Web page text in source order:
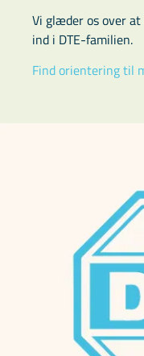
Vi glæder os over at
ind i DTE-familien.
Find orientering til